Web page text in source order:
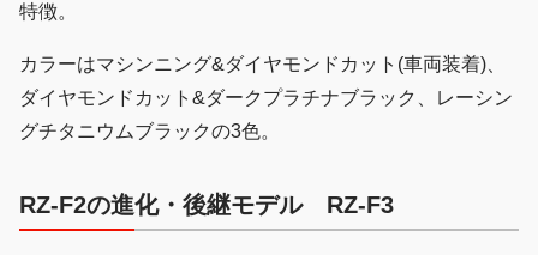
特徴。
カラーはマシンニング&ダイヤモンドカット(車両装着)、
ダイヤモンドカット&ダークプラチナブラック、レーシン
グチタニウムブラックの3色。
RZ-F2の進化・後継モデル RZ-F3